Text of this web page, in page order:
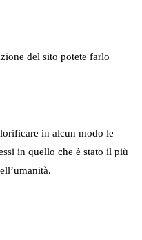
del sito potete farlo
in alcun modo le
in quello che è stato il più